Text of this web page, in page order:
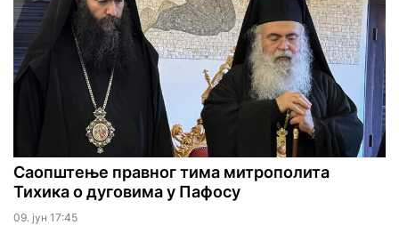
Саопштење правног тима митрополита
Тихика о дуговима у Пафосу
09. јун 17:45